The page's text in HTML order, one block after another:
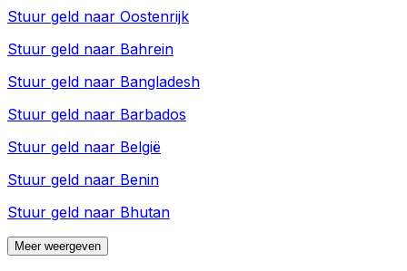
Stuur geld naar Oostenrijk
Stuur geld naar Bahrein
Stuur geld naar Bangladesh
Stuur geld naar Barbados
Stuur geld naar België
Stuur geld naar Benin
Stuur geld naar Bhutan
Meer weergeven